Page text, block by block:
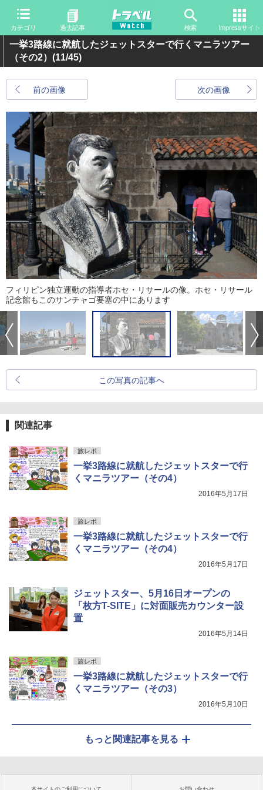
カテゴリ 過去記事 検索 Impressサイト
一挙3路線に就航したジェットスターで行くマニラツアー
（その2） (11/45)
前の画像 次の画像
フィリピン独立運動の指導者ホセ・リサールの像。ホセ・リサール
記念館もこのサンチャゴ要塞の中にあります
この写真の記事へ
関連記事
旅レポ
一挙3路線に就航したジェットスターで行
くマニラツアー（その4）
2016年5月17日
旅レポ
一挙3路線に就航したジェットスターで行
くマニラツアー（その4）
2016年5月17日
ジェットスター、5月16日オープンの
「枚方T-SITE」に対面販売カウンター設
置
2016年5月14日
旅レポ
一挙3路線に就航したジェットスターで行
くマニラツアー（その3）
2016年5月10日
もっと関連記事を見る